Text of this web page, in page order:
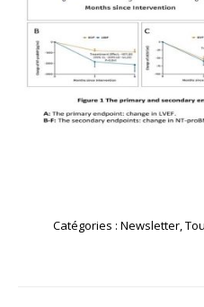
Catégories : Newsletter,